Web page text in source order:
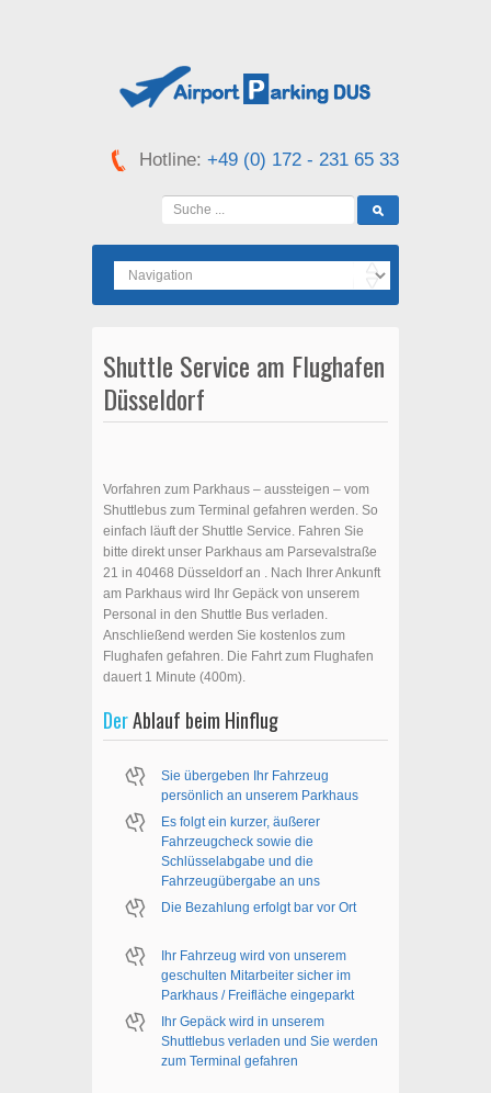
Hotline: +49 (0) 172 - 231 65 33
Shuttle Service am Flughafen
Düsseldorf
Vorfahren zum Parkhaus – aussteigen – vom
Shuttlebus zum Terminal gefahren werden. So
einfach läuft der Shuttle Service. Fahren Sie
bitte direkt unser Parkhaus am Parsevalstraße
21 in 40468 Düsseldorf an . Nach Ihrer Ankunft
am Parkhaus wird Ihr Gepäck von unserem
Personal in den Shuttle Bus verladen.
Anschließend werden Sie kostenlos zum
Flughafen gefahren. Die Fahrt zum Flughafen
dauert 1 Minute (400m).
DerAblauf beim Hinflug
Sie übergeben Ihr Fahrzeug
persönlich an unserem Parkhaus
Es folgt ein kurzer, äußerer
Fahrzeugcheck sowie die
Schlüsselabgabe und die
Fahrzeugübergabe an uns
Die Bezahlung erfolgt bar vor Ort
Ihr Fahrzeug wird von unserem
geschulten Mitarbeiter sicher im
Parkhaus / Freifläche eingeparkt
Ihr Gepäck wird in unserem
Shuttlebus verladen und Sie werden
zum Terminal gefahren